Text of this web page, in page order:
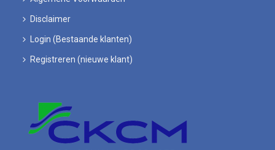
Disclaimer
Login (Bestaande klanten)
Registreren (nieuwe klant)